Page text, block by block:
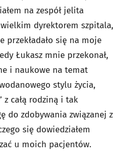
na zespół jelita
dyrektorem szpitala,
przekładało się na moje
Łukasz mnie przekonał,
i naukowe na temat
stylu życia,
z całą rodziną i tak
do zdobywania związanej z
się dowiedziałem
u moich pacjentów.